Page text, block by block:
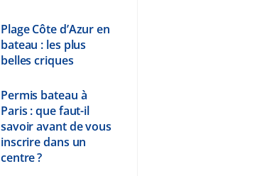
Plage Côte d’Azur en
bateau : les plus
belles criques
Permis bateau à
Paris : que faut-il
savoir avant de vous
inscrire dans un
centre ?